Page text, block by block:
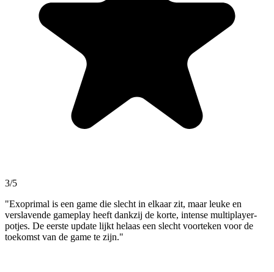
3/5
"Exoprimal is een game die slecht in elkaar zit, maar leuke en
verslavende gameplay heeft dankzij de korte, intense multiplayer-
potjes. De eerste update lijkt helaas een slecht voorteken voor de
toekomst van de game te zijn."